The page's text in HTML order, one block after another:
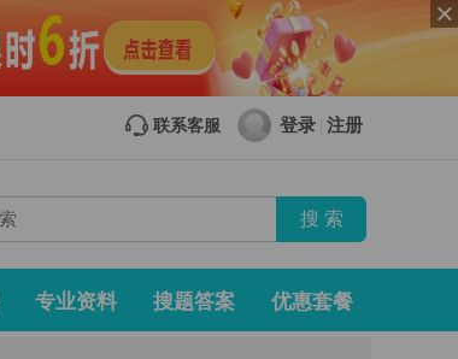
联系客服 登录 注册
专业资料 搜题答案 优惠套餐